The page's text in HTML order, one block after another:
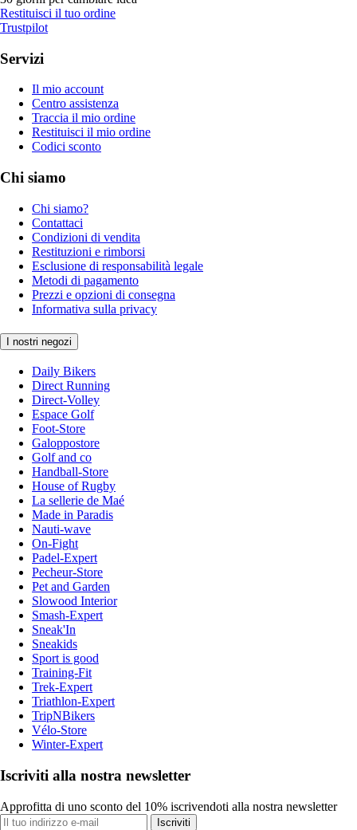
Restituisci il tuo ordine
Trustpilot
Servizi
Il mio account
Centro assistenza
Traccia il mio ordine
Restituisci il mio ordine
Codici sconto
Chi siamo
Chi siamo?
Contattaci
Condizioni di vendita
Restituzioni e rimborsi
Esclusione di responsabilità legale
Metodi di pagamento
Prezzi e opzioni di consegna
Informativa sulla privacy
I nostri negozi
Daily Bikers
Direct Running
Direct-Volley
Espace Golf
Foot-Store
Galoppostore
Golf and co
Handball-Store
House of Rugby
La sellerie de Maé
Made in Paradis
Nauti-wave
On-Fight
Padel-Expert
Pecheur-Store
Pet and Garden
Slowood Interior
Smash-Expert
Sneak'In
Sneakids
Sport is good
Training-Fit
Trek-Expert
Triathlon-Expert
TripNBikers
Vélo-Store
Winter-Expert
Iscriviti alla nostra newsletter
Approfitta di uno sconto del 10% iscrivendoti alla nostra newsletter
Iscriviti